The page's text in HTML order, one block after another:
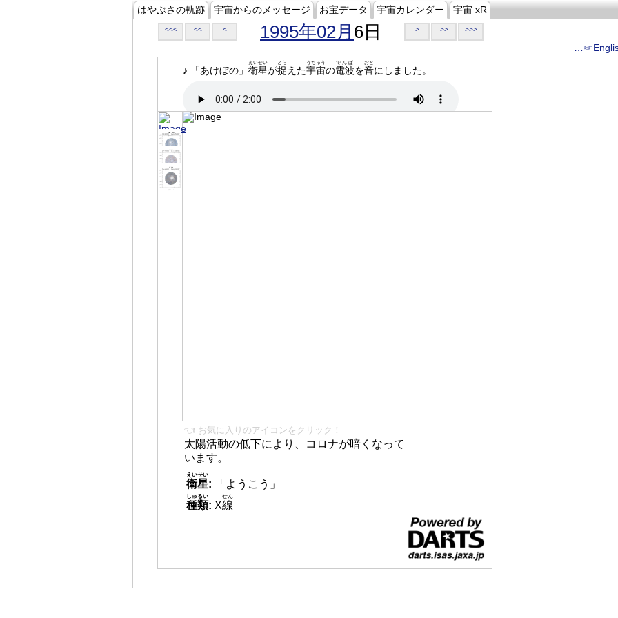
はやぶさの軌跡 宇宙からのメッセージ お宝データ 宇宙カレンダー 宇宙 xR
<<< << < 1995年02月 6日 > >> >>>
♪ 「あけぼの」 衛星
えいせい
が捉
とら
えた宇宙
うちゅう
の電波
でんぱ
を音
おと
にしました。
👈 お気に入りのアイコンをクリック！
太陽活動の低下により、コロナが暗くなって
います。
衛星
えいせい
:
「ようこう」
種類
しゅるい
: X線
せん